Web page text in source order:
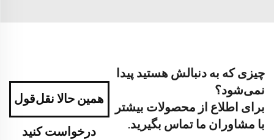
چیزی که به دنبالش هستید پیدا
نمی‌شود؟
برای اطلاع از محصولات بیشتر
با مشاوران ما تماس بگیرید.
همین حالا نقل‌قول
درخواست کنید